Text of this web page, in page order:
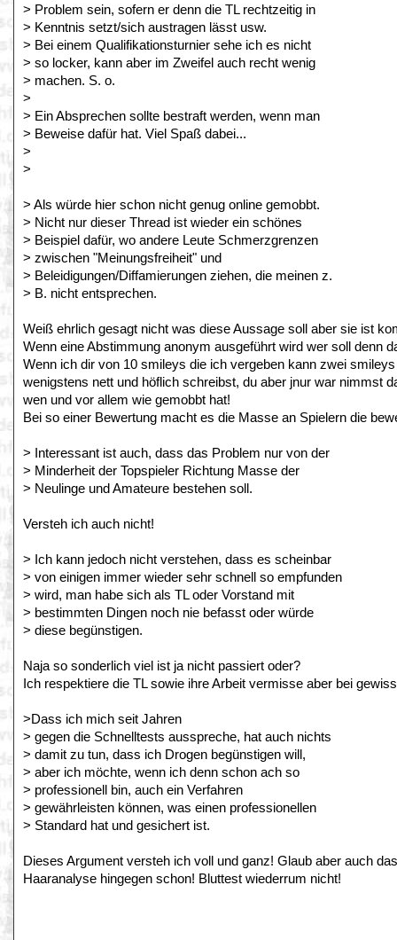
> Problem sein, sofern er denn die TL rechtzeitig in
> Kenntnis setzt/sich austragen lässt usw.
> Bei einem Qualifikationsturnier sehe ich es nicht
> so locker, kann aber im Zweifel auch recht wenig
> machen. S. o.
>
> Ein Absprechen sollte bestraft werden, wenn man
> Beweise dafür hat. Viel Spaß dabei...
>
>
> Als würde hier schon nicht genug online gemobbt.
> Nicht nur dieser Thread ist wieder ein schönes
> Beispiel dafür, wo andere Leute Schmerzgrenzen
> zwischen "Meinungsfreiheit" und
> Beleidigungen/Diffamierungen ziehen, die meinen z.
> B. nicht entsprechen.
Weiß ehrlich gesagt nicht was diese Aussage soll aber sie ist
Wenn eine Abstimmung anonym ausgeführt wird wer soll denn
Wenn ich dir von 10 smileys die ich vergeben kann zwei
wenigstens nett und höflich schreibst, du aber jnur war nimmst
wen und vor allem wie gemobbt hat!
Bei so einer Bewertung macht es die Masse an Spielern die
> Interessant ist auch, dass das Problem nur von der
> Minderheit der Topspieler Richtung Masse der
> Neulinge und Amateure bestehen soll.
Versteh ich auch nicht!
> Ich kann jedoch nicht verstehen, dass es scheinbar
> von einigen immer wieder sehr schnell so empfunden
> wird, man habe sich als TL oder Vorstand mit
> bestimmten Dingen noch nie befasst oder würde
> diese begünstigen.
Naja so sonderlich viel ist ja nicht passiert oder?
Ich respektiere die TL sowie ihre Arbeit vermisse aber bei
>Dass ich mich seit Jahren
> gegen die Schnelltests ausspreche, hat auch nichts
> damit zu tun, dass ich Drogen begünstigen will,
> aber ich möchte, wenn ich denn schon ach so
> professionell bin, auch ein Verfahren
> gewährleisten können, was einen professionellen
> Standard hat und gesichert ist.
Dieses Argument versteh ich voll und ganz! Glaub aber auch
Haaranalyse hingegen schon! Bluttest wiederrum nicht!